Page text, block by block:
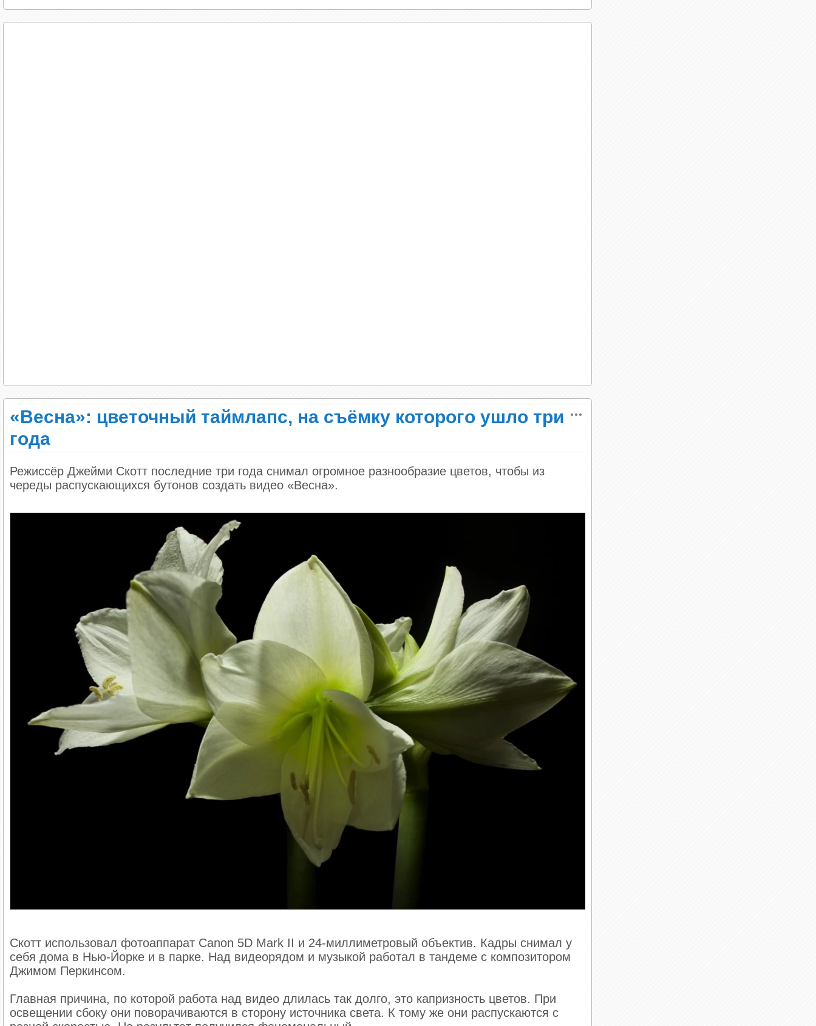
«Весна»: цветочный таймлапс, на съёмку которого ушло три
года
Режиссёр Джейми Скотт последние три года снимал огромное разнообразие цветов, чтобы из
череды распускающихся бутонов создать видео «Весна».
Скотт использовал фотоаппарат Canon 5D Mark II и 24-миллиметровый объектив. Кадры снимал у
себя дома в Нью-Йорке и в парке. Над видеорядом и музыкой работал в тандеме с композитором
Джимом Перкинсом.
Главная причина, по которой работа над видео длилась так долго, это капризность цветов. При
освещении сбоку они поворачиваются в сторону источника света. К тому же они распускаются с